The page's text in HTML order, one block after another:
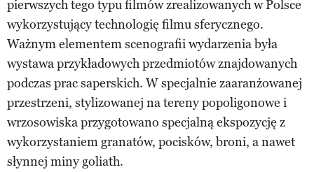
pierwszych tego typu filmów zrealizowanych w Polsce
wykorzystujący technologię filmu sferycznego.
Ważnym elementem scenografii wydarzenia była
wystawa przykładowych przedmiotów znajdowanych
podczas prac saperskich. W specjalnie zaaranżowanej
przestrzeni, stylizowanej na tereny popoligonowe i
wrzosowiska przygotowano specjalną ekspozycję z
wykorzystaniem granatów, pocisków, broni, a nawet
słynnej miny goliath.